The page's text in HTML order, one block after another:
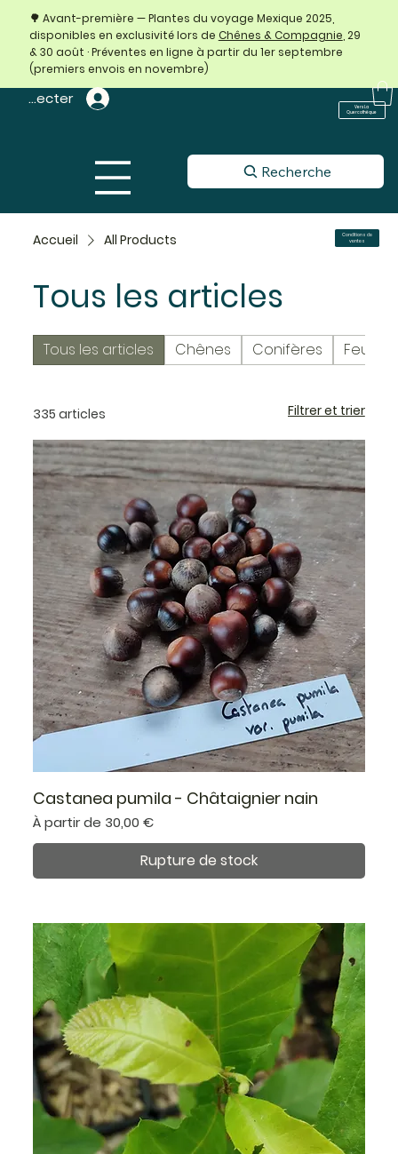
connecter
Recherche
Vers La
Quercothèque
🌳 Avant-première — Plantes du voyage Mexique 2025,
disponibles en exclusivité lors de Chênes & Compagnie, 29
& 30 août · Préventes en ligne à partir du 1er septembre
(premiers envois en novembre)
Accueil All Products
Tous les articles
Tous les articles Chênes Conifères Feuillus
335 articles Filtrer et trier
Castanea pumila - Châtaignier nain
À partir de 30,00 €
Prix promotionnel
Rupture de stock
Conditions de
ventes